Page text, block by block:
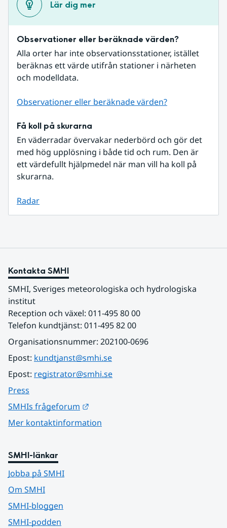
Lär dig mer
Observationer eller beräknade värden?
Alla orter har inte observationsstationer, istället
beräknas ett värde utifrån stationer i närheten
och modelldata.
Observationer eller beräknade värden?
Få koll på skurarna
En väderradar övervakar nederbörd och gör det
med hög upplösning i både tid och rum. Den är
ett värdefullt hjälpmedel när man vill ha koll på
skurarna.
Radar
Kontakta SMHI
SMHI, Sveriges meteorologiska och hydrologiska
institut
Reception och växel: 011-495 80 00
Telefon kundtjänst: 011-495 82 00
Organisationsnummer: 202100-0696
Epost: kundtjanst@smhi.se
Epost: registrator@smhi.se
Press
SMHIs frågeforum
Mer kontaktinformation
SMHI-länkar
Jobba på SMHI
Om SMHI
SMHI-bloggen
SMHI-podden